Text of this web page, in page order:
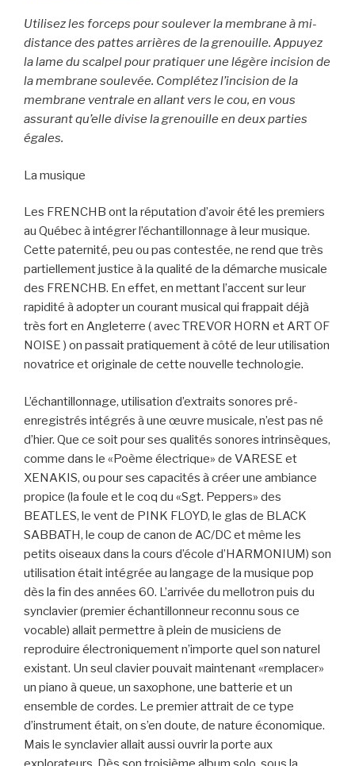
Utilisez les forceps pour soulever la membrane à mi-
distance des pattes arrières de la grenouille. Appuyez
la lame du scalpel pour pratiquer une légère incision de
la membrane soulevée. Complétez l’incision de la
membrane ventrale en allant vers le cou, en vous
assurant qu’elle divise la grenouille en deux parties
égales.
La musique
Les FRENCHB ont la réputation d’avoir été les premiers
au Québec à intégrer l’échantillonnage à leur musique.
Cette paternité, peu ou pas contestée, ne rend que très
partiellement justice à la qualité de la démarche musicale
des FRENCHB. En effet, en mettant l’accent sur leur
rapidité à adopter un courant musical qui frappait déjà
très fort en Angleterre ( avec TREVOR HORN et ART OF
NOISE ) on passait pratiquement à côté de leur utilisation
novatrice et originale de cette nouvelle technologie.
L’échantillonnage, utilisation d’extraits sonores pré-
enregistrés intégrés à une œuvre musicale, n’est pas né
d’hier. Que ce soit pour ses qualités sonores intrinsèques,
comme dans le «Poème électrique» de VARESE et
XENAKIS, ou pour ses capacités à créer une ambiance
propice (la foule et le coq du «Sgt. Peppers» des
BEATLES, le vent de PINK FLOYD, le glas de BLACK
SABBATH, le coup de canon de AC/DC et même les
petits oiseaux dans la cours d’école d’HARMONIUM) son
utilisation était intégrée au langage de la musique pop
dès la fin des années 60. L’arrivée du mellotron puis du
synclavier (premier échantillonneur reconnu sous ce
vocable) allait permettre à plein de musiciens de
reproduire électroniquement n’importe quel son naturel
existant. Un seul clavier pouvait maintenant «remplacer»
un piano à queue, un saxophone, une batterie et un
ensemble de cordes. Le premier attrait de ce type
d’instrument était, on s’en doute, de nature économique.
Mais le synclavier allait aussi ouvrir la porte aux